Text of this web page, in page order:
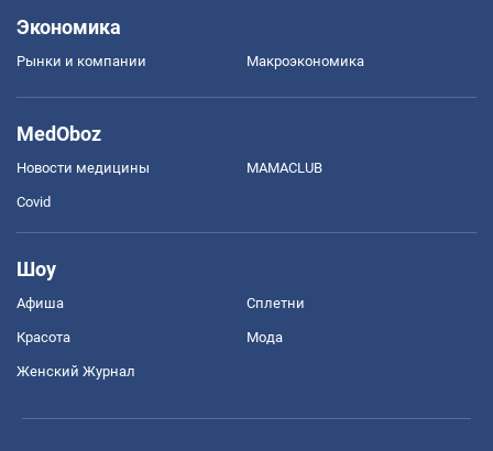
Экономика
Рынки и компании Mакроэкономика
MedOboz
Новости медицины MAMACLUB
Covid
Шоу
Афиша Сплетни
Красота Мода
Женский Журнал